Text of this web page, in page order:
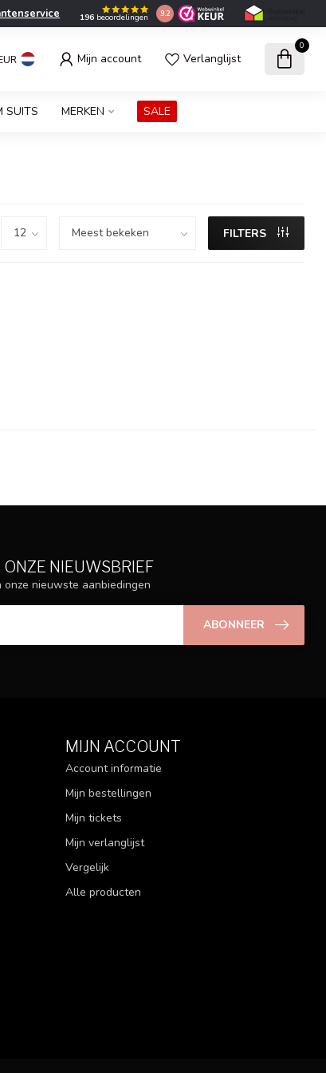
196 beoordelingen 9.2
Mijn account Verlanglijst
0
SUITS MERKEN SALE
FILTERS
NIEUWSBRIEF
nieuwste aanbiedingen
ABONNEER
MIJN ACCOUNT
Account informatie
Mijn bestellingen
Mijn tickets
Mijn verlanglijst
Vergelijk
Alle producten